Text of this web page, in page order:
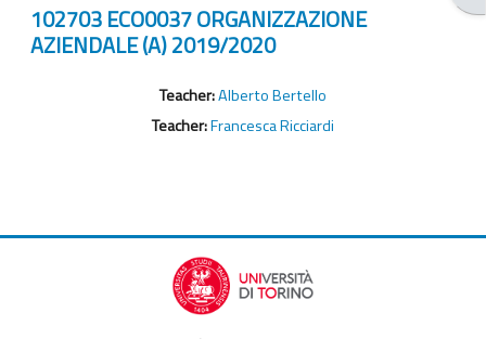
102703 ECO0037 ORGANIZZAZIONE
AZIENDALE (A) 2019/2020
Teacher:Alberto Bertello
Teacher:Francesca Ricciardi